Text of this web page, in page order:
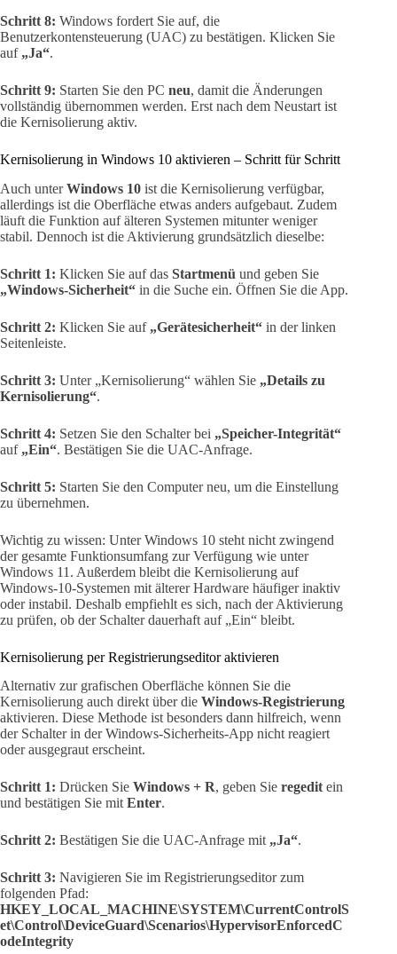
Schritt 8: Windows fordert Sie auf, die
Benutzerkontensteuerung (UAC) zu bestätigen. Klicken Sie
auf „Ja“.
Schritt 9: Starten Sie den PC neu, damit die Änderungen
vollständig übernommen werden. Erst nach dem Neustart ist
die Kernisolierung aktiv.
Kernisolierung in Windows 10 aktivieren – Schritt für Schritt
Auch unterWindows 10 ist die Kernisolierung verfügbar,
allerdings ist die Oberfläche etwas anders aufgebaut. Zudem
läuft die Funktion auf älteren Systemen mitunter weniger
stabil. Dennoch ist die Aktivierung grundsätzlich dieselbe:
Schritt 1: Klicken Sie auf das Startmenü und geben Sie
„Windows-Sicherheit“ in die Suche ein. Öffnen Sie die App.
Schritt 2: Klicken Sie auf „Gerätesicherheit“ in der linken
Seitenleiste.
Schritt 3: Unter „Kernisolierung“ wählen Sie „Details zu
Kernisolierung“.
Schritt 4: Setzen Sie den Schalter bei „Speicher-Integrität“
auf „Ein“. Bestätigen Sie die UAC-Anfrage.
Schritt 5: Starten Sie den Computer neu, um die Einstellung
zu übernehmen.
Wichtig zu wissen: Unter Windows 10 steht nicht zwingend
der gesamte Funktionsumfang zur Verfügung wie unter
Windows 11. Außerdem bleibt die Kernisolierung auf
Windows-10-Systemen mit älterer Hardware häufiger inaktiv
oder instabil. Deshalb empfiehlt es sich, nach der Aktivierung
zu prüfen, ob der Schalter dauerhaft auf „Ein“ bleibt.
Kernisolierung per Registrierungseditor aktivieren
Alternativ zur grafischen Oberfläche können Sie die
Kernisolierung auch direkt über die Windows-Registrierung
aktivieren. Diese Methode ist besonders dann hilfreich, wenn
der Schalter in der Windows-Sicherheits-App nicht reagiert
oder ausgegraut erscheint.
Schritt 1: Drücken Sie Windows + R, geben Sie regedit ein
und bestätigen Sie mit Enter.
Schritt 2: Bestätigen Sie die UAC-Anfrage mit „Ja“.
Schritt 3: Navigieren Sie im Registrierungseditor zum
folgenden Pfad:
HKEY_LOCAL_MACHINE\SYSTEM\CurrentControlS
et\Control\DeviceGuard\Scenarios\HypervisorEnforcedC
odeIntegrity